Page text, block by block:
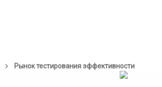
Рынок тестирования эффективности